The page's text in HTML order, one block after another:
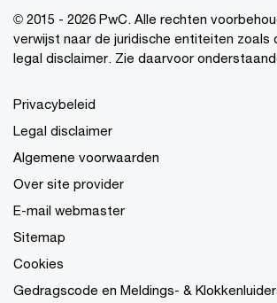
© 2015 - 2026 PwC. Alle rechten
verwijst naar de juridische entiteiten zoals
legal disclaimer. Zie daarvoor
Privacybeleid
Legal disclaimer
Algemene voorwaarden
Over site provider
E-mail webmaster
Sitemap
Cookies
Gedragscode en Meldings- &